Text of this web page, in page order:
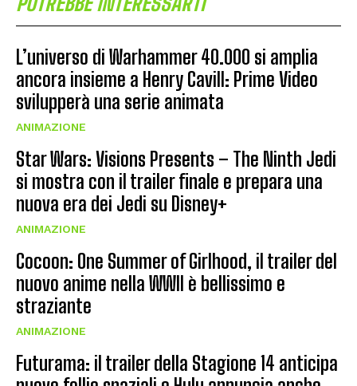
L’universo di Warhammer 40.000 si amplia
ancora insieme a Henry Cavill: Prime Video
svilupperà una serie animata
ANIMAZIONE
Star Wars: Visions Presents – The Ninth Jedi
si mostra con il trailer finale e prepara una
nuova era dei Jedi su Disney+
ANIMAZIONE
Cocoon: One Summer of Girlhood, il trailer del
nuovo anime nella WWII è bellissimo e
straziante
ANIMAZIONE
Futurama: il trailer della Stagione 14 anticipa